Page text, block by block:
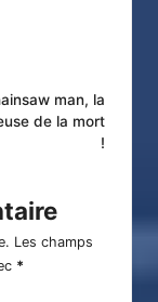
man, la
de la mort
!
Les champs
*